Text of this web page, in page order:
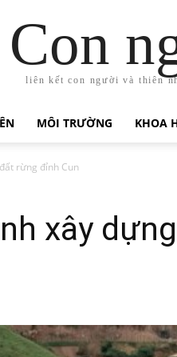
liên kết con người và thiên
MÔI TRƯỜNG KHOA
rừng đỉnh Cun
xây